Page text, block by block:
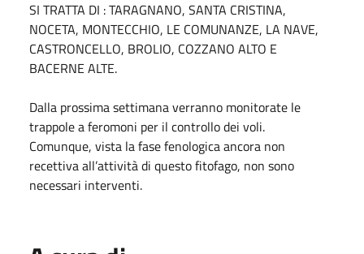
SI TRATTA DI : TARAGNANO, SANTA CRISTINA,
NOCETA, MONTECCHIO, LE COMUNANZE, LA NAVE,
CASTRONCELLO, BROLIO, COZZANO ALTO E
BACERNE ALTE.
Dalla prossima settimana verranno monitorate le
trappole a feromoni per il controllo dei voli.
Comunque, vista la fase fenologica ancora non
recettiva all’attività di questo fitofago, non sono
necessari interventi.